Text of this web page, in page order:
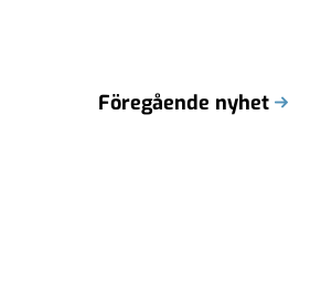
Föregående nyhet